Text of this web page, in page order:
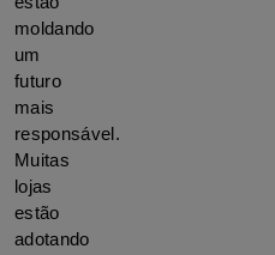
moldando
um
futuro
mais
responsável.
Muitas
lojas
estão
adotando